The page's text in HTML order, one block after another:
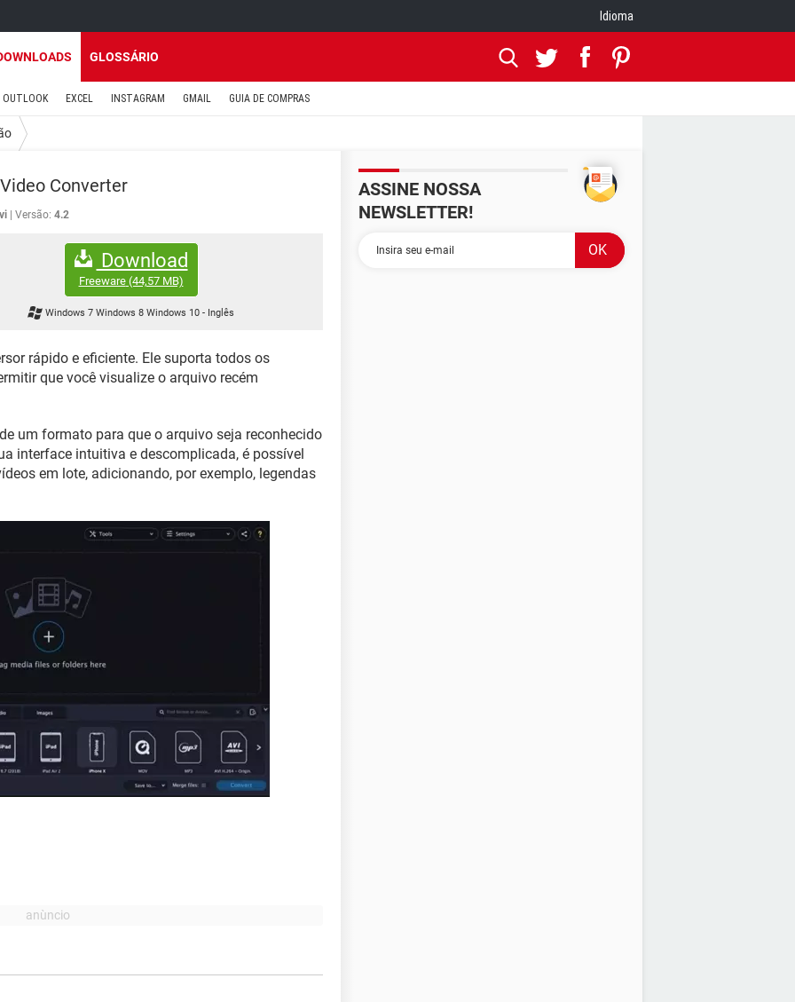
Idioma
GLOSSÁRIO
OUTLOOK EXCEL INSTAGRAM GMAIL GUIA DE COMPRAS
Converter
Versão: 4.2
Download
Freeware(44,57 MB)
Windows 7 Windows 8 Windows 10- Inglês
rápido e eficiente. Ele suporta todos os
que você visualize o arquivo recém
um formato para que o arquivo seja reconhecido
interface intuitiva e descomplicada, é possível
em lote, adicionando, por exemplo, legendas
ASSINE NOSSA
NEWSLETTER!